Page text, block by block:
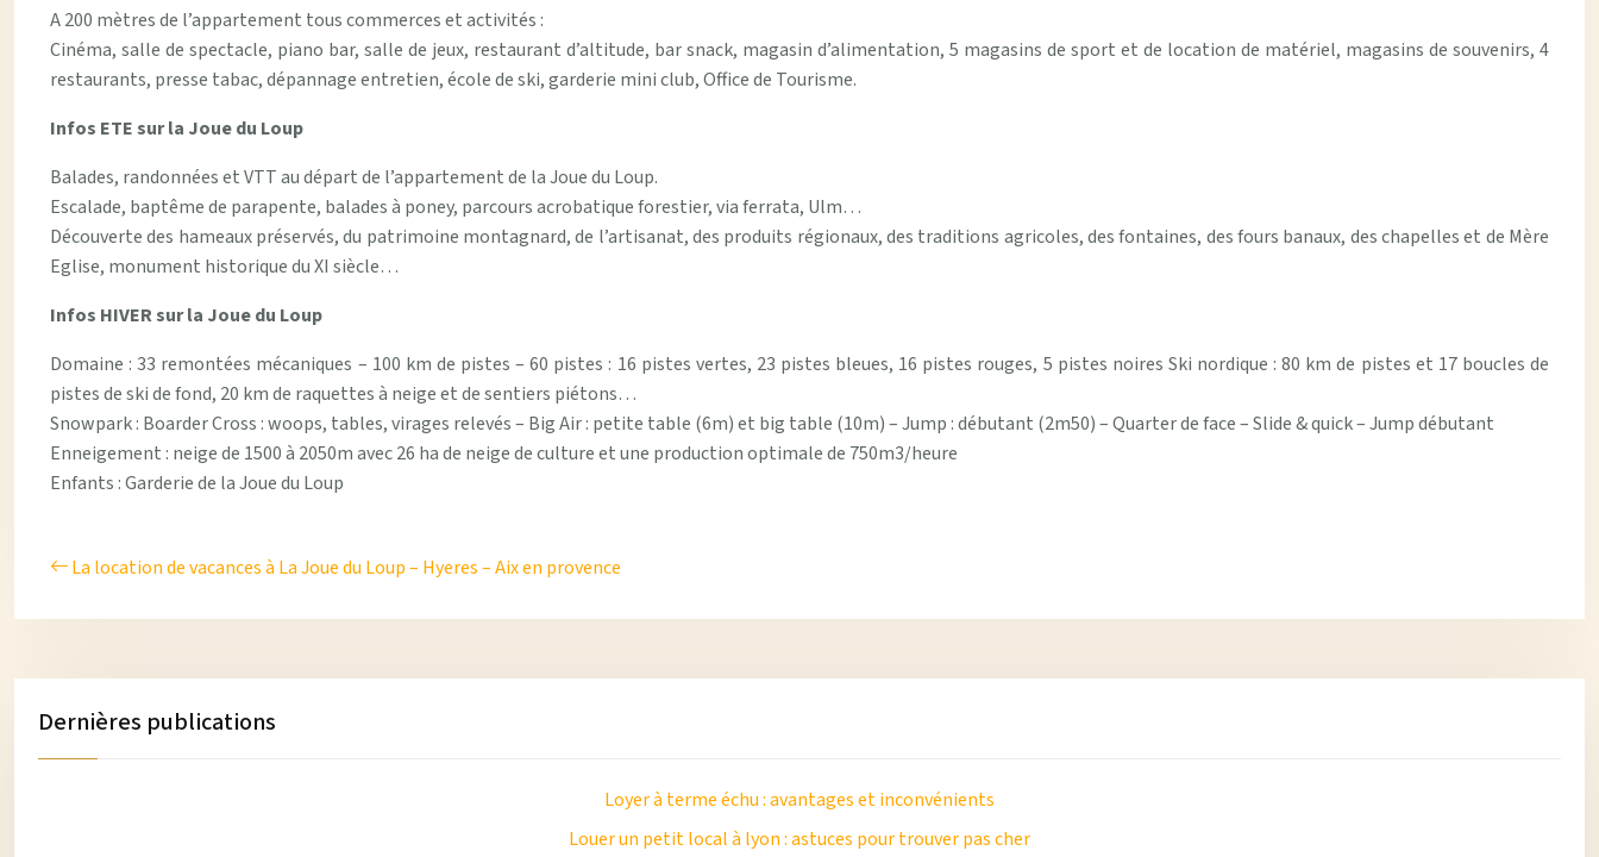
A 200 mètres de l’appartement tous commerces et activités :
Cinéma, salle de spectacle, piano bar, salle de jeux, restaurant d’altitude, bar snack, magasin d’alimentation, 5 magasins de sport et de location de matériel, magasins de souvenirs, 4
restaurants, presse tabac, dépannage entretien, école de ski, garderie mini club, Office de Tourisme.
Infos ETE sur la Joue du Loup
Balades, randonnées et VTT au départ de l’appartement de la Joue du Loup.
Escalade, baptême de parapente, balades à poney, parcours acrobatique forestier, via ferrata, Ulm…
Découverte des hameaux préservés, du patrimoine montagnard, de l’artisanat, des produits régionaux, des traditions agricoles, des fontaines, des fours banaux, des chapelles et de Mère
Eglise, monument historique du XI siècle…
Infos HIVER sur la Joue du Loup
Domaine : 33 remontées mécaniques – 100 km de pistes – 60 pistes : 16 pistes vertes, 23 pistes bleues, 16 pistes rouges, 5 pistes noires Ski nordique : 80 km de pistes et 17 boucles de
pistes de ski de fond, 20 km de raquettes à neige et de sentiers piétons…
Snowpark : Boarder Cross : woops, tables, virages relevés – Big Air : petite table (6m) et big table (10m) – Jump : débutant (2m50) – Quarter de face – Slide & quick – Jump débutant
Enneigement : neige de 1500 à 2050m avec 26 ha de neige de culture et une production optimale de 750m3/heure
Enfants : Garderie de la Joue du Loup
La location de vacances à La Joue du Loup – Hyeres – Aix en provence
Dernières publications
Loyer à terme échu : avantages et inconvénients
Louer un petit local à lyon : astuces pour trouver pas cher